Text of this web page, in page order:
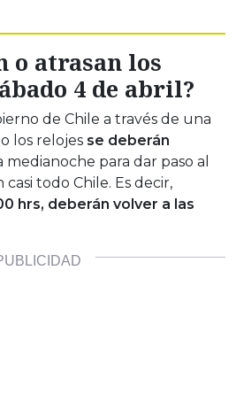
o atrasan los
4 de abril?
de Chile a través de una
los relojes se deberán
medianoche para dar paso al
todo Chile. Es decir,
hrs, deberán volver a las